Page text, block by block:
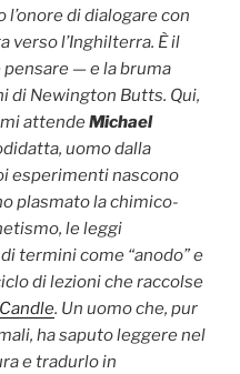
l’onore di dialogare con
verso l’Inghilterra. È il
— e la bruma
di Newington Butts. Qui,
attendeMichael
uomo dalla
esperimenti nascono
plasmato la chimico-
le leggi
termini come “anodo” e
di lezioni che raccolse
. Un uomo che, pur
ha saputo leggere nel
e tradurlo in